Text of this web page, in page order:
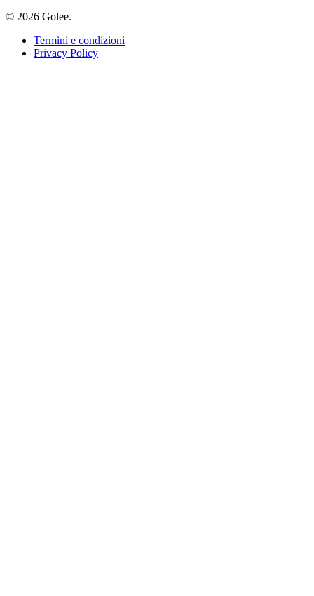
© 2026 Golee.
Termini e condizioni
Privacy Policy